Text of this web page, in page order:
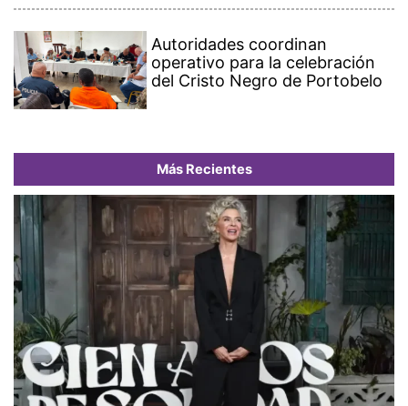
Autoridades coordinan
operativo para la celebración
del Cristo Negro de Portobelo
Más Recientes